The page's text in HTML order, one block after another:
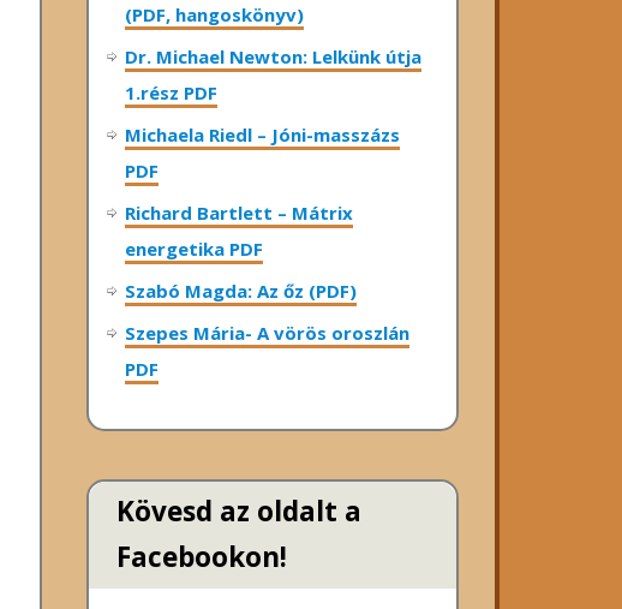
(PDF, hangoskönyv)
Dr. Michael Newton: Lelkünk útja
1.rész PDF
Michaela Riedl – Jóni-masszázs
PDF
Richard Bartlett – Mátrix
energetika PDF
Szabó Magda: Az őz (PDF)
Szepes Mária- A vörös oroszlán
PDF
Kövesd az oldalt a
Facebookon!